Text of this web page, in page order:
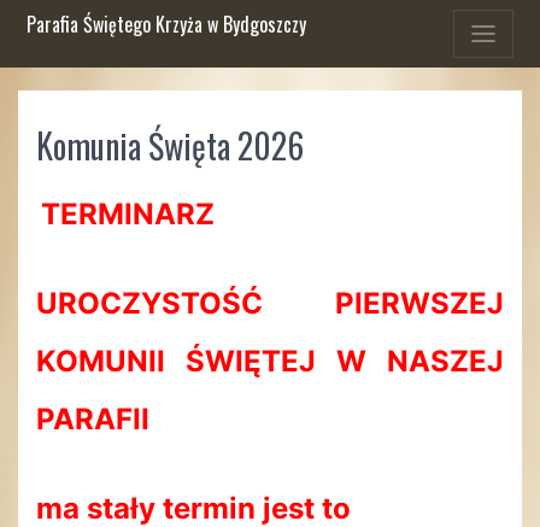
Parafia Świętego Krzyża w Bydgoszczy
Komunia Święta 2026
TERMINARZ
UROCZYSTOŚĆ PIERWSZEJ
KOMUNII ŚWIĘTEJ W NASZEJ
PARAFII
ma stały termin jest to